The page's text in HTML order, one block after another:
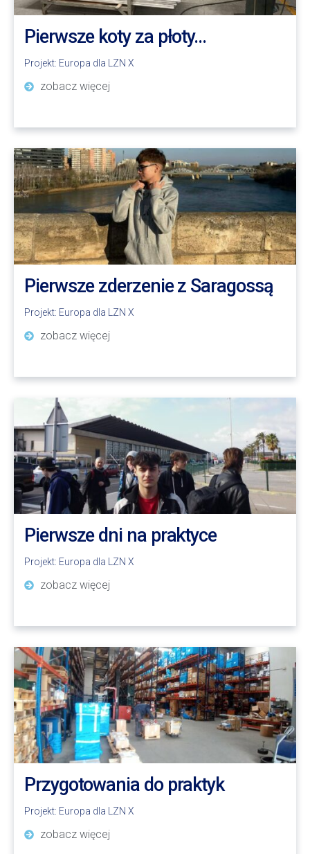
Pierwsze koty za płoty…
Projekt: Europa dla LZN X
zobacz więcej
Pierwsze zderzenie z Saragossą
Projekt: Europa dla LZN X
zobacz więcej
Pierwsze dni na praktyce
Projekt: Europa dla LZN X
zobacz więcej
Przygotowania do praktyk
Projekt: Europa dla LZN X
zobacz więcej